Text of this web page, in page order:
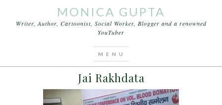
MONICA GUPTA
Writer, Author, Cartoonist, Social Worker, Blogger and a renowned
YouTuber
Jai Rakhdata